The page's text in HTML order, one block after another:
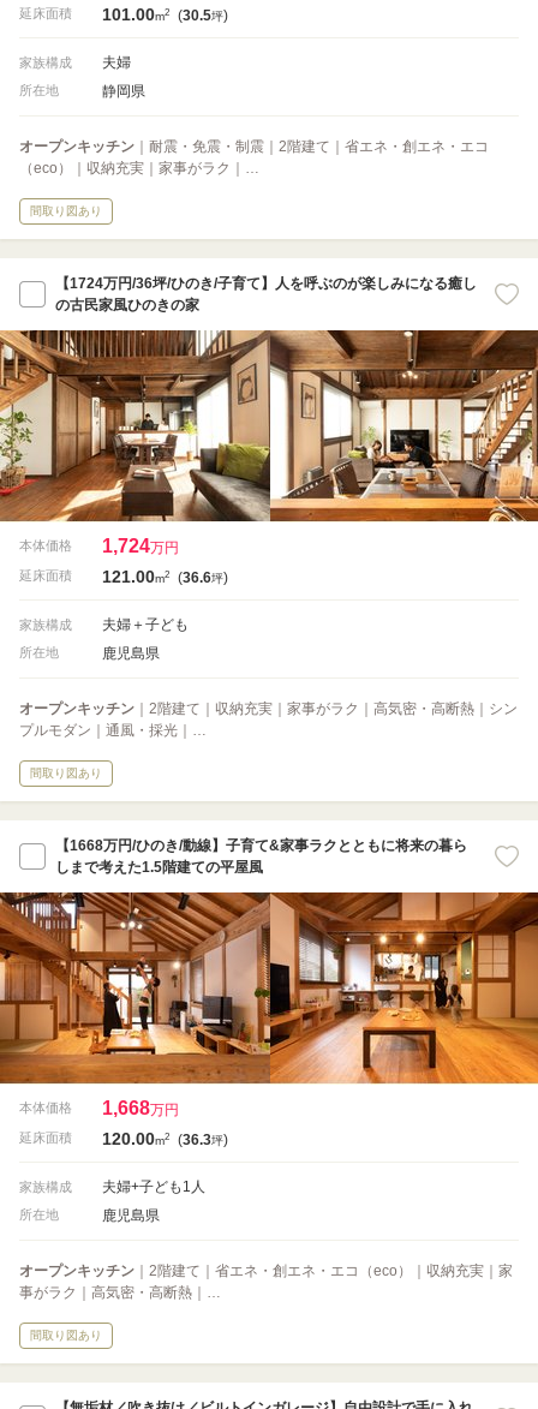
延床面積 101.00m2 (30.5坪)
家族構成 夫婦
所在地 静岡県
オープンキッチン ｜耐震・免震・制震｜2階建て｜省エネ・創エネ・エコ
（eco）｜収納充実｜家事がラク｜…
間取り図あり
【1724万円/36坪/ひのき/子育て】人を呼ぶのが楽しみになる癒し
の古民家風ひのきの家
本体価格 1,724万円
延床面積 121.00m2 (36.6坪)
家族構成 夫婦＋子ども
所在地 鹿児島県
オープンキッチン ｜2階建て｜収納充実｜家事がラク｜高気密・高断熱｜シン
プルモダン｜通風・採光｜…
間取り図あり
【1668万円/ひのき/動線】子育て&家事ラクとともに将来の暮ら
しまで考えた1.5階建ての平屋風
本体価格 1,668万円
延床面積 120.00m2 (36.3坪)
家族構成 夫婦+子ども1人
所在地 鹿児島県
オープンキッチン ｜2階建て｜省エネ・創エネ・エコ（eco）｜収納充実｜家
事がラク｜高気密・高断熱｜…
間取り図あり